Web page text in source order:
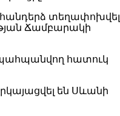
տեղափոխվել
Ճամբարակի
պահպանվող հատուկ
են Սևանի